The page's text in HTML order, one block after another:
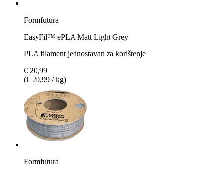
Formfutura
EasyFil™ ePLA Matt Light Grey
PLA filament jednostavan za korištenje
€ 20,99
(€ 20,99 / kg)
Formfutura